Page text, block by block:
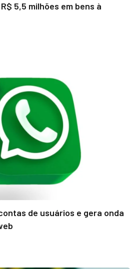
5,5 milhões em bens à
de usuários e gera onda